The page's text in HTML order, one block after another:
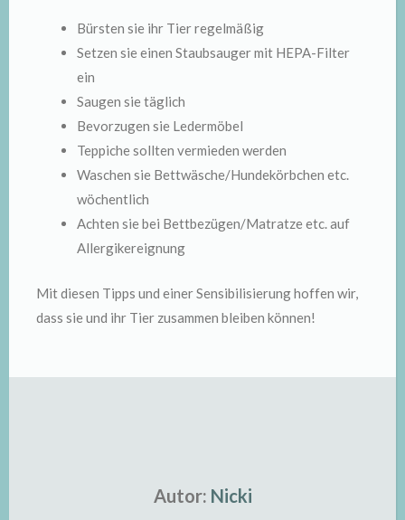
Bürsten sie ihr Tier regelmäßig
Setzen sie einen Staubsauger mit HEPA-Filter
ein
Saugen sie täglich
Bevorzugen sie Ledermöbel
Teppiche sollten vermieden werden
Waschen sie Bettwäsche/Hundekörbchen etc.
wöchentlich
Achten sie bei Bettbezügen/Matratze etc. auf
Allergikereignung
Mit diesen Tipps und einer Sensibilisierung hoffen wir,
dass sie und ihr Tier zusammen bleiben können!
Autor: Nicki